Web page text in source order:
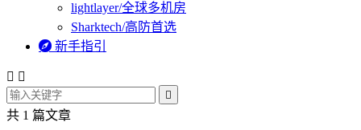
lightlayer/全球多机房
Sharktech/高防首选
 新手指引
 

共 1 篇文章